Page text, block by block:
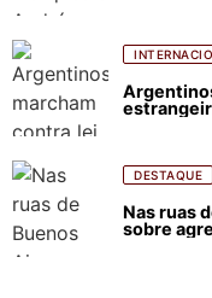
DESTAQUE
Nas ruas
sobre